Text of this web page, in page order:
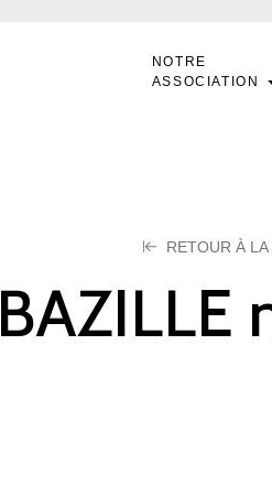
NOTRE
ASSOCIATION
RETOUR À
BAZILLE